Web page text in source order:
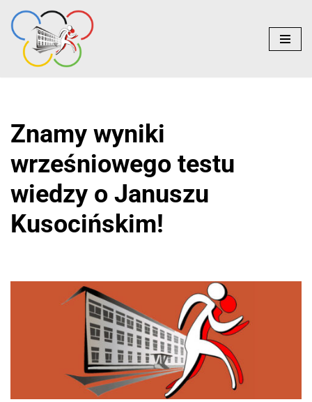
treści
Przejdź
treści
Znamy wyniki
wrześniowego testu
wiedzy o Januszu
Kusocińskim!